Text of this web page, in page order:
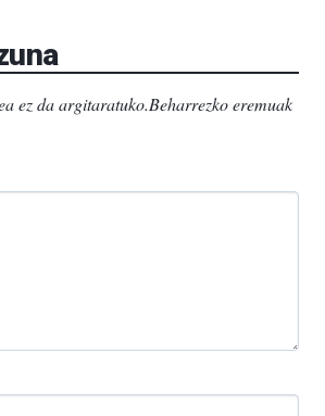
ez da argitaratuko.Beharrezko eremuak